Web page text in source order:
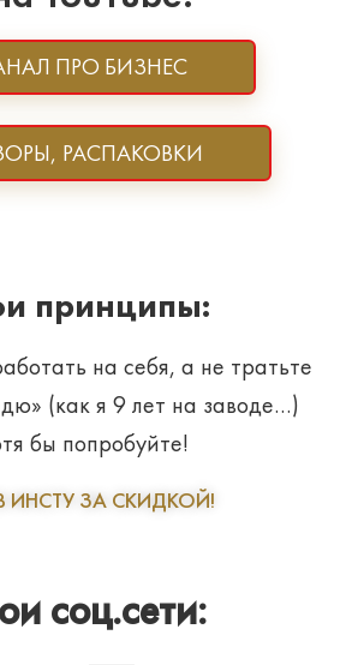
ПРО БИЗНЕС
РАСПАКОВКИ
принципы:
на себя, а не тратьте
(как я 9 лет на заводе…)
бы попробуйте!
ИНСТУ ЗА СКИДКОЙ!
соц.сети: